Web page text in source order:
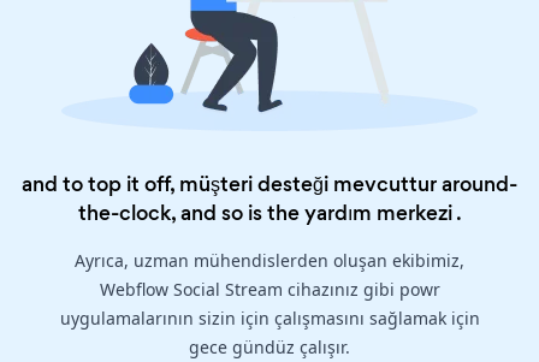
and to top it off, müşteri desteği mevcuttur around-
the-clock, and so is theyardım merkezi.
Ayrıca, uzman mühendislerden oluşan ekibimiz,
Webflow Social Stream cihazınız gibi powr
uygulamalarının sizin için çalışmasını sağlamak için
gece gündüz çalışır.